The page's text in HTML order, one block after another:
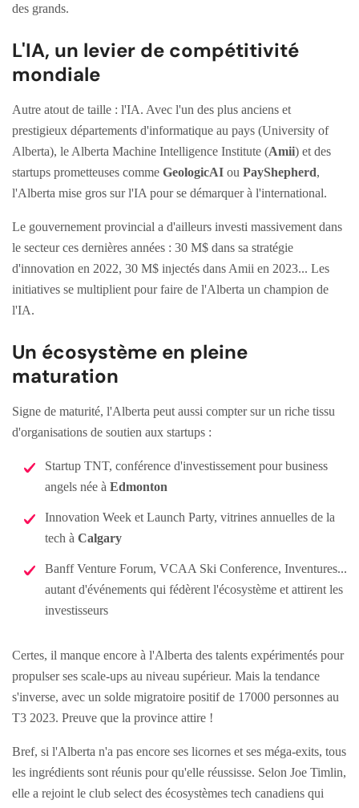
des grands.
L'IA, un levier de compétitivité
mondiale
Autre atout de taille : l'IA. Avec l'un des plus anciens et
prestigieux départements d'informatique au pays (University of
Alberta), le Alberta Machine Intelligence Institute (Amii) et des
startups prometteuses comme GeologicAI ou PayShepherd,
l'Alberta mise gros sur l'IA pour se démarquer à l'international.
Le gouvernement provincial a d'ailleurs investi massivement dans
le secteur ces dernières années : 30 M$ dans sa stratégie
d'innovation en 2022, 30 M$ injectés dans Amii en 2023... Les
initiatives se multiplient pour faire de l'Alberta un champion de
l'IA.
Un écosystème en pleine
maturation
Signe de maturité, l'Alberta peut aussi compter sur un riche tissu
d'organisations de soutien aux startups :
Startup TNT, conférence d'investissement pour business
angels née à Edmonton
Innovation Week et Launch Party, vitrines annuelles de la
tech à Calgary
Banff Venture Forum, VCAA Ski Conference, Inventures...
autant d'événements qui fédèrent l'écosystème et attirent les
investisseurs
Certes, il manque encore à l'Alberta des talents expérimentés pour
propulser ses scale-ups au niveau supérieur. Mais la tendance
s'inverse, avec un solde migratoire positif de 17000 personnes au
T3 2023. Preuve que la province attire !
Bref, si l'Alberta n'a pas encore ses licornes et ses méga-exits, tous
les ingrédients sont réunis pour qu'elle réussisse. Selon Joe Timlin,
elle a rejoint le club select des écosystèmes tech canadiens qui